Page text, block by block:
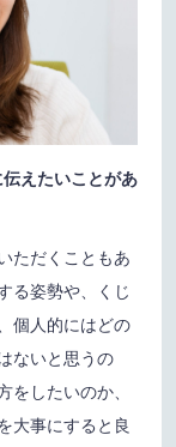
えたいことがあ
ただくこともあ
る姿勢や、くじ
個人的にはどの
ないと思うの
をしたいのか、
大事にすると良